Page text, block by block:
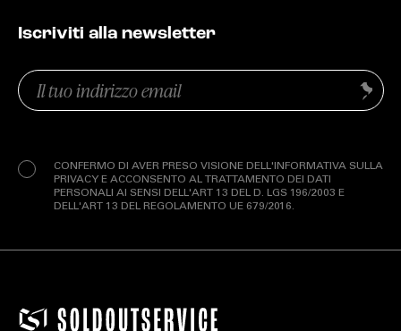
Iscriviti alla newsletter
Email
(Obbligatorio)
CONFERMO DI AVER PRESO VISIONE DELL'INFORMATIVA SULLA
PRIVACY E ACCONSENTO AL TRATTAMENTO DEI DATI
PERSONALI AI SENSI DELL'ART 13 DEL D. LGS 196/2003 E
DELL'ART 13 DEL REGOLAMENTO UE 679/2016.
Invia